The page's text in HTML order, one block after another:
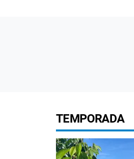
TEMPORADA